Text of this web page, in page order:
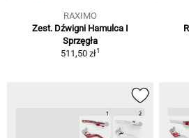
RAXIMO
Zest. Dźwigni Hamulca I
Sprzęgła
511,50 zł1